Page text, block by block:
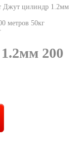
Джут цилиндр 1.2мм
метров 50кг
200